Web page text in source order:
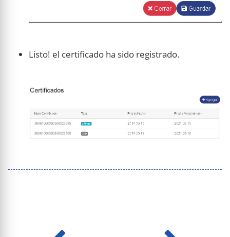
Listo! el certificado ha sido registrado.